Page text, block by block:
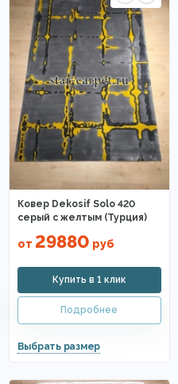
Ковер Dekosif Solo 420
серый с желтым (Турция)
от 29880 руб